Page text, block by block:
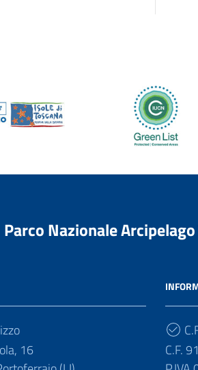
Parco Nazionale
16
C.F.